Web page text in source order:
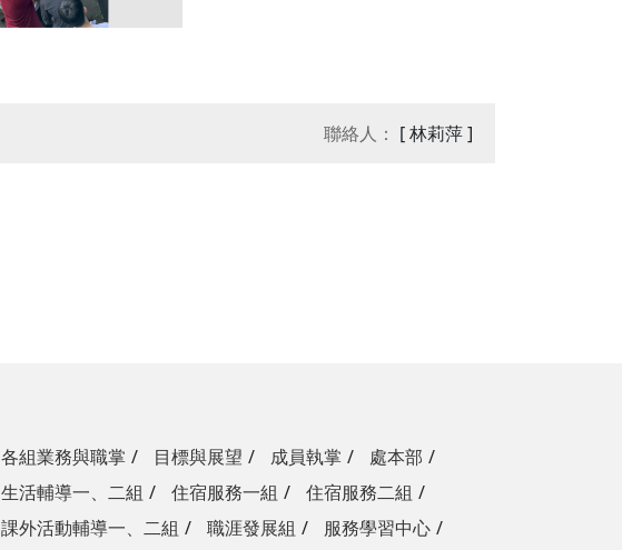
聯絡人： [ 林莉萍 ]
各組業務與職掌 目標與展望 成員執掌
處本部
生活輔導一、二組
住宿服務一組
住宿服務二組
課外活動輔導一、二組
職涯發展組
服務學習中心